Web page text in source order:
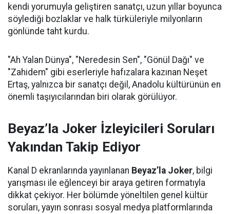
kendi yorumuyla geliştiren sanatçı, uzun yıllar boyunca
söylediği bozlaklar ve halk türküleriyle milyonların
gönlünde taht kurdu.
"Ah Yalan Dünya", "Neredesin Sen", "Gönül Dağı" ve
"Zahidem" gibi eserleriyle hafızalara kazınan Neşet
Ertaş, yalnızca bir sanatçı değil, Anadolu kültürünün en
önemli taşıyıcılarından biri olarak görülüyor.
Beyaz’la Joker İzleyicileri Soruları
Yakından Takip Ediyor
Kanal D ekranlarında yayınlanan Beyaz’la Joker, bilgi
yarışması ile eğlenceyi bir araya getiren formatıyla
dikkat çekiyor. Her bölümde yöneltilen genel kültür
soruları, yayın sonrası sosyal medya platformlarında